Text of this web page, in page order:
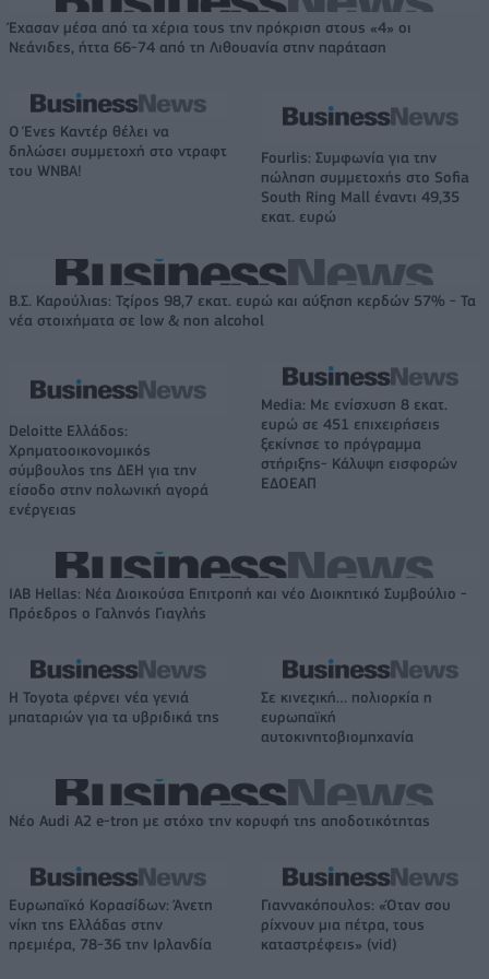
Έχασαν μέσα από τα χέρια τους την πρόκριση στους «4» οι
Νεάνιδες, ήττα 66-74 από τη Λιθουανία στην παράταση
Ο Ένες Καντέρ θέλει να
δηλώσει συμμετοχή στο ντραφτ
του WNBA!
Fourlis: Συμφωνία για την
πώληση συμμετοχής στο Sofia
South Ring Mall έναντι 49,35
εκατ. ευρώ
Β.Σ. Καρούλιας: Τζίρος 98,7 εκατ. ευρώ και αύξηση κερδών 57% - Τα
νέα στοιχήματα σε low & non alcohol
Deloitte Ελλάδος:
Χρηματοοικονομικός
σύμβουλος της ΔΕΗ για την
είσοδο στην πολωνική αγορά
ενέργειας
Media: Με ενίσχυση 8 εκατ.
ευρώ σε 451 επιχειρήσεις
ξεκίνησε το πρόγραμμα
στήριξης- Κάλυψη εισφορών
ΕΔΟΕΑΠ
IAB Hellas: Νέα Διοικούσα Επιτροπή και νέο Διοικητικό Συμβούλιο -
Πρόεδρος ο Γαληνός Γιαγλής
Η Toyota φέρνει νέα γενιά
μπαταριών για τα υβριδικά της
Σε κινεζική… πολιορκία η
ευρωπαϊκή
αυτοκινητοβιομηχανία
Νέο Audi A2 e-tron με στόχο την κορυφή της αποδοτικότητας
Ευρωπαϊκό Κορασίδων: Άνετη
νίκη της Ελλάδας στην
πρεμιέρα, 78-36 την Ιρλανδία
Γιαννακόπουλος: «Όταν σου
ρίχνουν μια πέτρα, τους
καταστρέφεις» (vid)